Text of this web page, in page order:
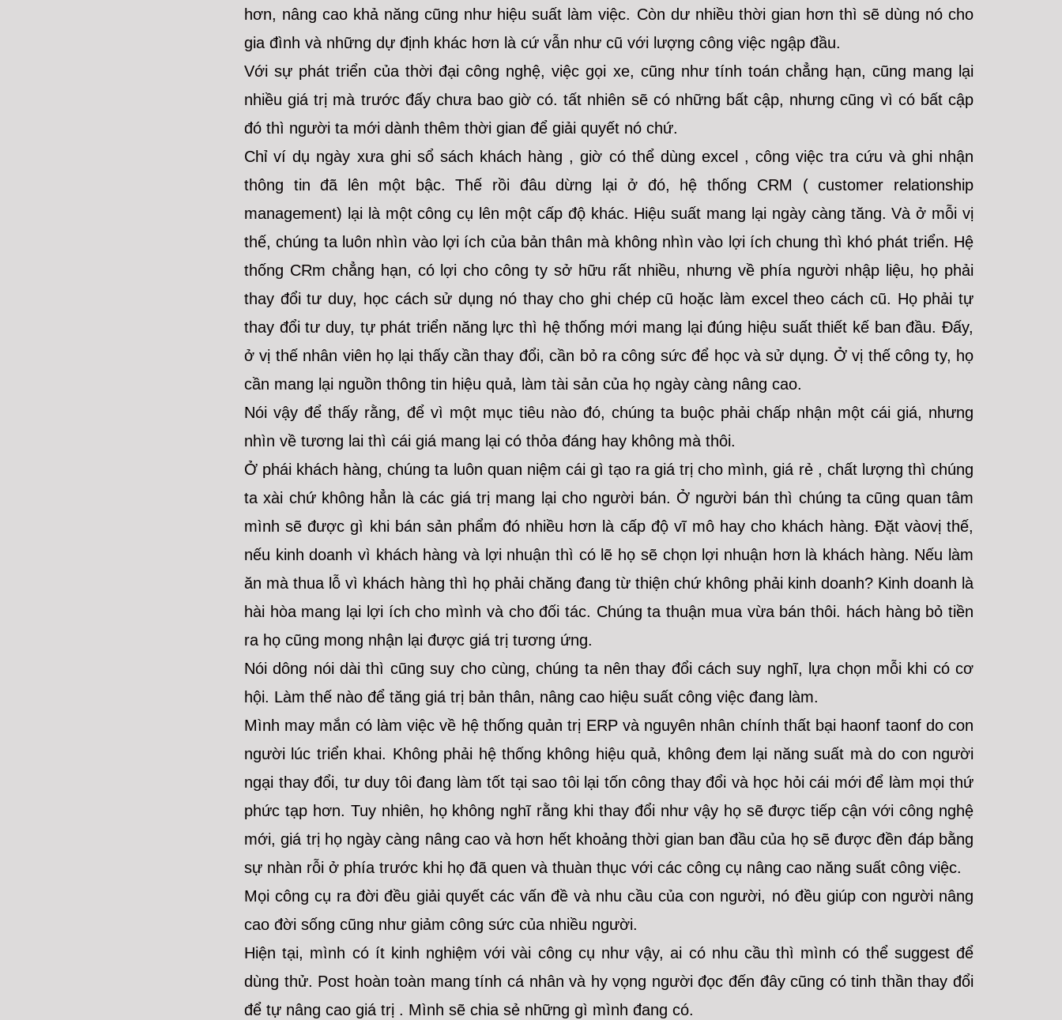
hơn, nâng cao khả năng cũng như hiệu suất làm việc. Còn dư nhiều thời gian hơn thì sẽ dùng nó cho
gia đình và những dự định khác hơn là cứ vẫn như cũ với lượng công việc ngập đầu.
Với sự phát triển của thời đại công nghệ, việc gọi xe, cũng như tính toán chẳng hạn, cũng mang lại
nhiều giá trị mà trước đấy chưa bao giờ có. tất nhiên sẽ có những bất cập, nhưng cũng vì có bất cập
đó thì người ta mới dành thêm thời gian để giải quyết nó chứ.
Chỉ ví dụ ngày xưa ghi sổ sách khách hàng , giờ có thể dùng excel , công việc tra cứu và ghi nhận
thông tin đã lên một bậc. Thế rồi đâu dừng lại ở đó, hệ thống CRM ( customer relationship
management) lại là một công cụ lên một cấp độ khác. Hiệu suất mang lại ngày càng tăng. Và ở mỗi vị
thế, chúng ta luôn nhìn vào lợi ích của bản thân mà không nhìn vào lợi ích chung thì khó phát triển. Hệ
thống CRm chẳng hạn, có lợi cho công ty sở hữu rất nhiều, nhưng về phía người nhập liệu, họ phải
thay đổi tư duy, học cách sử dụng nó thay cho ghi chép cũ hoặc làm excel theo cách cũ. Họ phải tự
thay đổi tư duy, tự phát triển năng lực thì hệ thống mới mang lại đúng hiệu suất thiết kế ban đầu. Đấy,
ở vị thế nhân viên họ lại thấy cần thay đổi, cần bỏ ra công sức để học và sử dụng. Ở vị thế công ty, họ
cần mang lại nguồn thông tin hiệu quả, làm tài sản của họ ngày càng nâng cao.
Nói vậy để thấy rằng, để vì một mục tiêu nào đó, chúng ta buộc phải chấp nhận một cái giá, nhưng
nhìn về tương lai thì cái giá mang lại có thỏa đáng hay không mà thôi.
Ở phái khách hàng, chúng ta luôn quan niệm cái gì tạo ra giá trị cho mình, giá rẻ , chất lượng thì chúng
ta xài chứ không hẳn là các giá trị mang lại cho người bán. Ở người bán thì chúng ta cũng quan tâm
mình sẽ được gì khi bán sản phẩm đó nhiều hơn là cấp độ vĩ mô hay cho khách hàng. Đặt vàovị thế,
nếu kinh doanh vì khách hàng và lợi nhuận thì có lẽ họ sẽ chọn lợi nhuận hơn là khách hàng. Nếu làm
ăn mà thua lỗ vì khách hàng thì họ phải chăng đang từ thiện chứ không phải kinh doanh? Kinh doanh là
hài hòa mang lại lợi ích cho mình và cho đối tác. Chúng ta thuận mua vừa bán thôi. hách hàng bỏ tiền
ra họ cũng mong nhận lại được giá trị tương ứng.
Nói dông nói dài thì cũng suy cho cùng, chúng ta nên thay đổi cách suy nghĩ, lựa chọn mỗi khi có cơ
hội. Làm thế nào để tăng giá trị bản thân, nâng cao hiệu suất công việc đang làm.
Mình may mắn có làm việc về hệ thống quản trị ERP và nguyên nhân chính thất bại haonf taonf do con
người lúc triển khai. Không phải hệ thống không hiệu quả, không đem lại năng suất mà do con người
ngại thay đổi, tư duy tôi đang làm tốt tại sao tôi lại tốn công thay đổi và học hỏi cái mới để làm mọi thứ
phức tạp hơn. Tuy nhiên, họ không nghĩ rằng khi thay đổi như vậy họ sẽ được tiếp cận với công nghệ
mới, giá trị họ ngày càng nâng cao và hơn hết khoảng thời gian ban đầu của họ sẽ được đền đáp bằng
sự nhàn rỗi ở phía trước khi họ đã quen và thuàn thục với các công cụ nâng cao năng suất công việc.
Mọi công cụ ra đời đều giải quyết các vấn đề và nhu cầu của con người, nó đều giúp con người nâng
cao đời sống cũng như giảm công sức của nhiều người.
Hiện tại, mình có ít kinh nghiệm với vài công cụ như vậy, ai có nhu cầu thì mình có thể suggest để
dùng thử. Post hoàn toàn mang tính cá nhân và hy vọng người đọc đến đây cũng có tinh thần thay đổi
để tự nâng cao giá trị . Mình sẽ chia sẻ những gì mình đang có.